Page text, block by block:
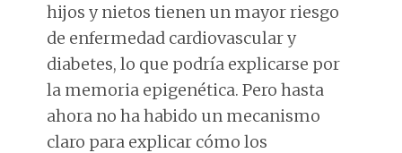
hijos y nietos tienen un mayor riesgo
de enfermedad cardiovascular y
diabetes, lo que podría explicarse por
la memoria epigenética. Pero hasta
ahora no ha habido un mecanismo
claro para explicar cómo los